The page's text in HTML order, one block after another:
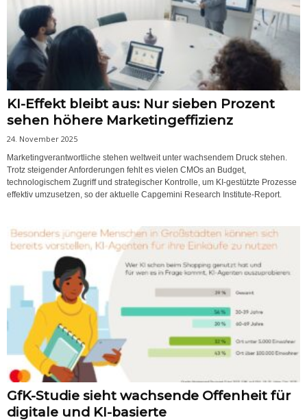
KI-Effekt bleibt aus: Nur sieben Prozent
sehen höhere Marketingeffizienz
24. November 2025
Marketingverantwortliche stehen weltweit unter wachsendem Druck stehen.
Trotz steigender Anforderungen fehlt es vielen CMOs an Budget,
technologischem Zugriff und strategischer Kontrolle, um KI-gestützte Prozesse
effektiv umzusetzen, so der aktuelle Capgemini Research Institute-Report.
GfK-Studie sieht wachsende Offenheit für
digitale und KI-basierte